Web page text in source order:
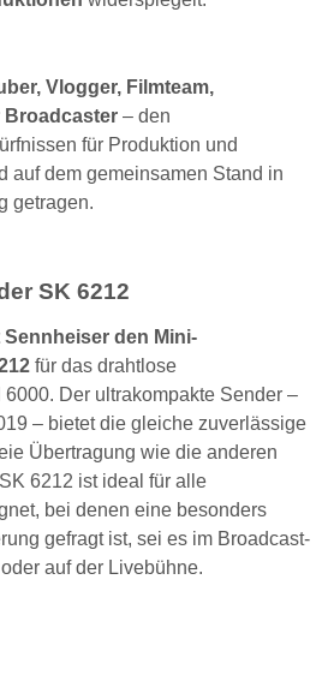
Vlogger, Filmteam,
– den
für Produktion und
auf dem gemeinsamen Stand in
getragen.
SK 6212
Sennheiser den Mini-
für das drahtlose
Der ultrakompakte Sender –
– bietet die gleiche zuverlässige
Übertragung wie die anderen
6212 ist ideal für alle
bei denen eine besonders
gefragt ist, sei es im Broadcast-
auf der Livebühne.